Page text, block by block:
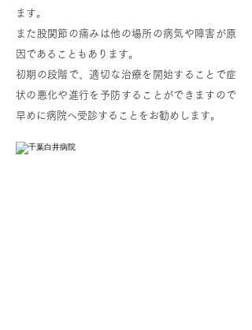
ます。
また股関節の痛みは他の場所の病気や障害が原
因であることもあります。
初期の段階で、適切な治療を開始することで症
状の悪化や進行を予防することができますので
早めに病院へ受診することをお勧めします。